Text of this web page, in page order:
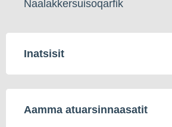
Naalakkersuisoqarfik
Inatsisit
Aamma atuarsinnaasatit